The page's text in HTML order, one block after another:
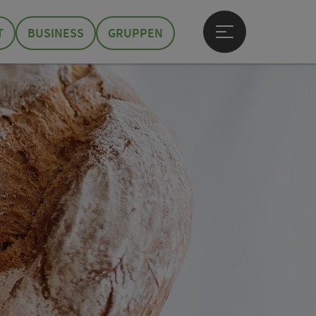
BUSINESS GRUPPEN
Hauptmenü öffnen